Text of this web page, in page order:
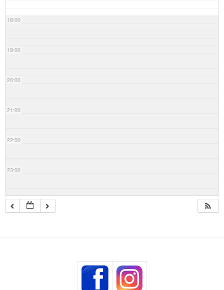
18:00
19:00
20:00
21:00
22:00
23:00